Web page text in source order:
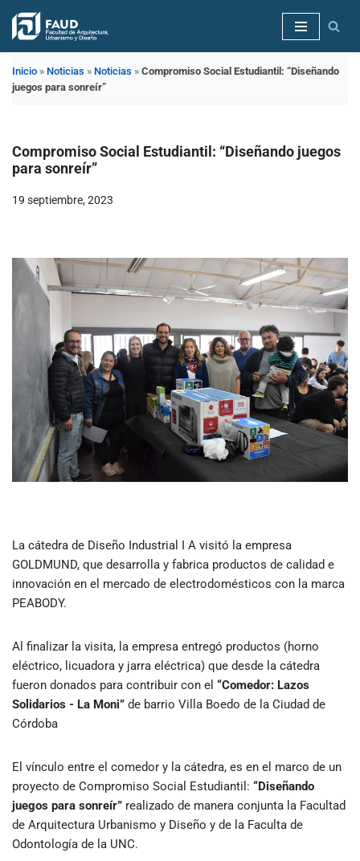
Saltar
contenido
Inicio » Noticias » Noticias » Compromiso Social Estudiantil: “Diseñando
juegos para sonreír”
Compromiso Social Estudiantil: “Diseñando juegos
para sonreír”
19 septiembre, 2023
La cátedra de Diseño Industrial I A visitó la empresa
GOLDMUND, que desarrolla y fabrica productos de calidad e
innovación en el mercado de electrodomésticos con la marca
PEABODY.
Al finalizar la visita, la empresa entregó productos (horno
eléctrico, licuadora y jarra eléctrica) que desde la cátedra
fueron donados para contribuir con el “Comedor: Lazos
Solidarios - La Moni” de barrio Villa Boedo de la Ciudad de
Córdoba
El vínculo entre el comedor y la cátedra, es en el marco de un
proyecto de Compromiso Social Estudiantil: “Diseñando
juegos para sonreír” realizado de manera conjunta la Facultad
de Arquitectura Urbanismo y Diseño y de la Faculta de
Odontología de la UNC.